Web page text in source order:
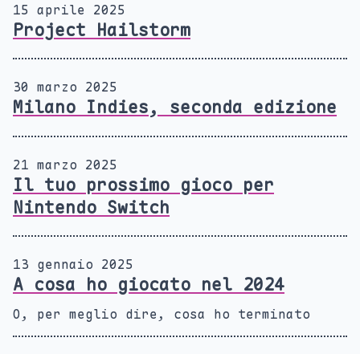
15 aprile 2025
Project Hailstorm
30 marzo 2025
Milano Indies, seconda edizione
21 marzo 2025
Il tuo prossimo gioco per
Nintendo Switch
13 gennaio 2025
A cosa ho giocato nel 2024
O, per meglio dire, cosa ho terminato